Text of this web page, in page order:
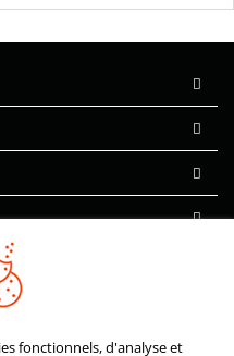
fonctionnels, d'analyse et